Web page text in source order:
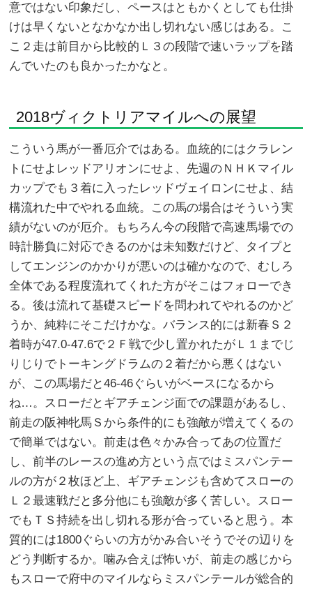
意ではない印象だし、ペースはともかくとしても仕掛
けは早くないとなかなか出し切れない感じはある。こ
こ２走は前目から比較的Ｌ３の段階で速いラップを踏
んでいたのも良かったかなと。
2018ヴィクトリアマイルへの展望
こういう馬が一番厄介ではある。血統的にはクラレン
トにせよレッドアリオンにせよ、先週のＮＨＫマイル
カップでも３着に入ったレッドヴェイロンにせよ、結
構流れた中でやれる血統。この馬の場合はそういう実
績がないのが厄介。もちろん今の段階で高速馬場での
時計勝負に対応できるのかは未知数だけど、タイプと
してエンジンのかかりが悪いのは確かなので、むしろ
全体である程度流れてくれた方がそこはフォローでき
る。後は流れて基礎スピードを問われてやれるのかど
うか、純粋にそこだけかな。バランス的には新春Ｓ２
着時が47.0-47.6で２Ｆ戦で少し置かれたがＬ１までじ
りじりでトーキングドラムの２着だから悪くはない
が、この馬場だと46-46ぐらいがベースになるから
ね…。スローだとギアチェンジ面での課題があるし、
前走の阪神牝馬Ｓから条件的にも強敵が増えてくるの
で簡単ではない。前走は色々かみ合ってあの位置だ
し、前半のレースの進め方という点ではミスパンテー
ルの方が２枚ほど上、ギアチェンジも含めてスローの
Ｌ２最速戦だと多分他にも強敵が多く苦しい。スロー
でもＴＳ持続を出し切れる形が合っていると思う。本
質的には1800ぐらいの方がかみ合いそうでその辺りを
どう判断するか。噛み合えば怖いが、前走の感じから
もスローで府中のマイルならミスパンテールが総合的